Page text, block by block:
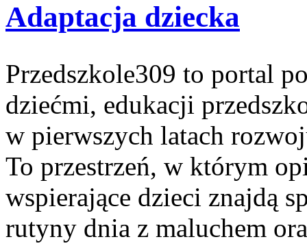
Adaptacja dziecka
Przedszkole309 to portal
dziećmi, edukacji
w pierwszych latach
To przestrzeń, w którym
wspierające dzieci znajdą
rutyny dnia z maluchem